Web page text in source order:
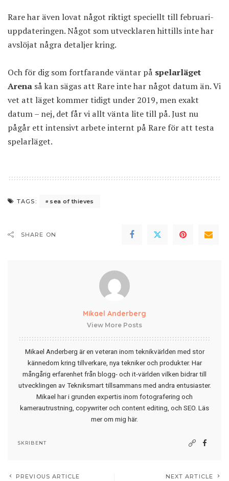
Rare har även lovat något riktigt speciellt till februari-
uppdateringen. Något som utvecklaren hittills inte har
avslöjat några detaljer kring.
Och för dig som fortfarande väntar på spelarläget
Arena så kan sägas att Rare inte har något datum än. Vi
vet att läget kommer tidigt under 2019, men exakt
datum – nej, det får vi allt vänta lite till på. Just nu
pågår ett intensivt arbete internt på Rare för att testa
spelarläget.
TAGS: sea of thieves
SHARE ON
Mikael Anderberg
View More Posts
Mikael Anderberg är en veteran inom teknikvärlden med stor
kännedom kring tillverkare, nya tekniker och produkter. Har
mångårig erfarenhet från blogg- och it-världen vilken bidrar till
utvecklingen av Tekniksmart tillsammans med andra entusiaster.
Mikael har i grunden expertis inom fotografering och
kamerautrustning, copywriter och content editing, och SEO. Läs
mer om mig här.
SKRIBENT
PREVIOUS ARTICLE NEXT ARTICLE